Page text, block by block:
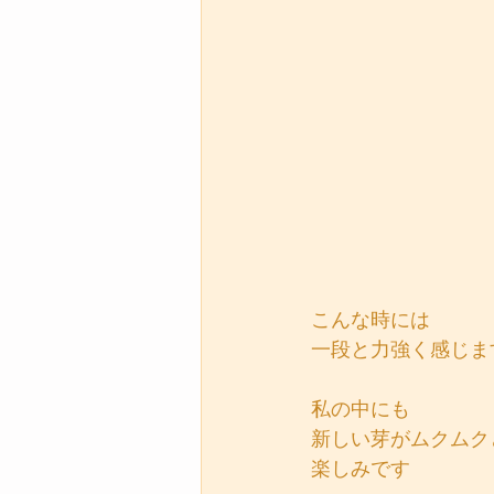
こんな時には
一段と力強く感じま
私の中にも
新しい芽がムクムク
楽しみです